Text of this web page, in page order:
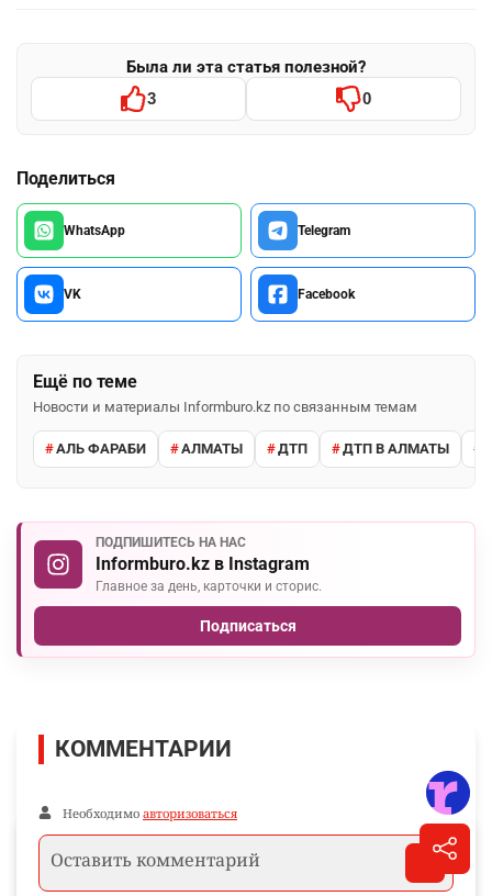
Была ли эта статья полезной?
3 0
Поделиться
WhatsApp Telegram
VK Facebook
Ещё по теме
Новости и материалы Informburo.kz по связанным темам
АЛЬ ФАРАБИ АЛМАТЫ ДТП ДТП В АЛМАТЫ
ПОДПИШИТЕСЬ НА НАС
Informburo.kz в Instagram
Главное за день, карточки и сторис.
Подписаться
КОММЕНТАРИИ
Необходимо авторизоваться